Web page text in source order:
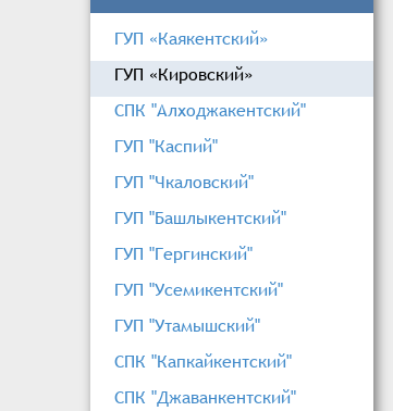
ГУП «Каякентский»
ГУП «Кировский»
СПК "Алходжакентский"
ГУП "Каспий"
ГУП "Чкаловский"
ГУП "Башлыкентский"
ГУП "Гергинский"
ГУП "Усемикентский"
ГУП "Утамышский"
СПК "Капкайкентский"
СПК "Джаванкентский"